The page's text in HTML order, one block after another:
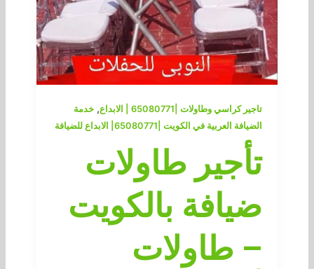
تاجير كراسي وطاولات |65080771 | الابداع ,خدمة
الضيافة العربية في الكويت |65080771| الابداع للضيافة
تأجير طاولات
ضيافة بالكويت
– طاولات